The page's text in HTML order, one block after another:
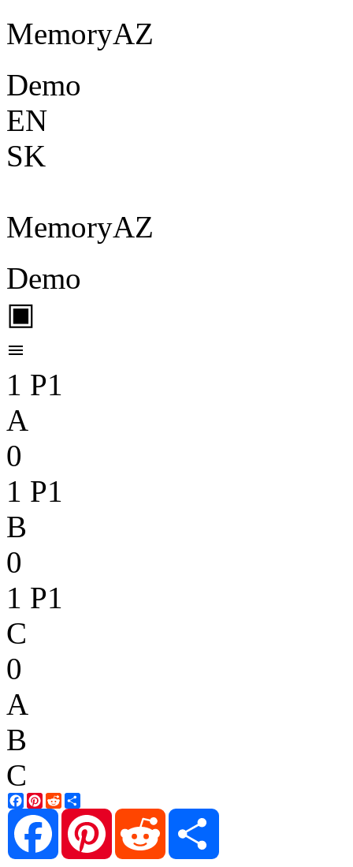
MemoryAZ
Demo
EN
SK
MemoryAZ
Demo
▣

1 P1
A
0
1 P1
B
0
1 P1
C
0
A
B
C
Facebook
Pinterest
Reddit
Facebook
Pinterest Reddit